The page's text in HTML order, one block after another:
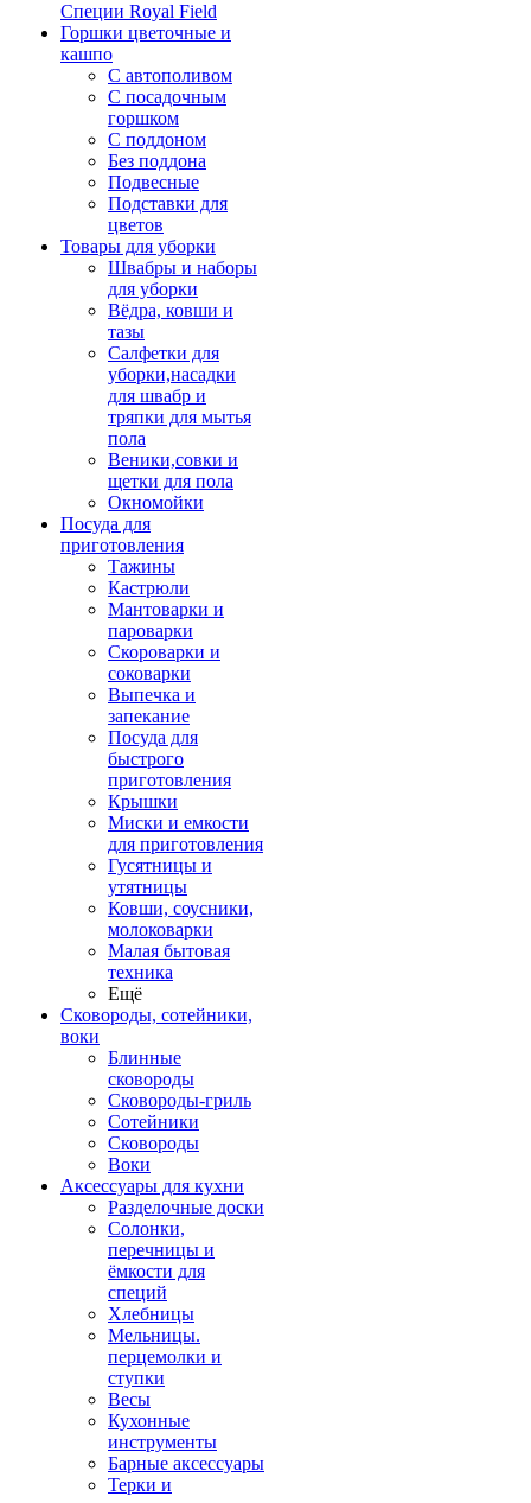
Специи Royal Field
Горшки цветочные и
кашпо
С автополивом
С посадочным
горшком
С поддоном
Без поддона
Подвесные
Подставки для
цветов
Товары для уборки
Швабры и наборы
для уборки
Вёдра, ковши и
тазы
Салфетки для
уборки,насадки
для швабр и
тряпки для мытья
пола
Веники,совки и
щетки для пола
Окномойки
Посуда для
приготовления
Тажины
Кастрюли
Мантоварки и
пароварки
Скороварки и
соковарки
Выпечка и
запекание
Посуда для
быстрого
приготовления
Крышки
Миски и емкости
для приготовления
Гусятницы и
утятницы
Ковши, соусники,
молоковарки
Малая бытовая
техника
Ещё
Сковороды, сотейники,
воки
Блинные
сковороды
Сковороды-гриль
Сотейники
Сковороды
Воки
Аксессуары для кухни
Разделочные доски
Солонки,
перечницы и
ёмкости для
специй
Хлебницы
Мельницы.
перцемолки и
ступки
Весы
Кухонные
инструменты
Барные аксессуары
Терки и